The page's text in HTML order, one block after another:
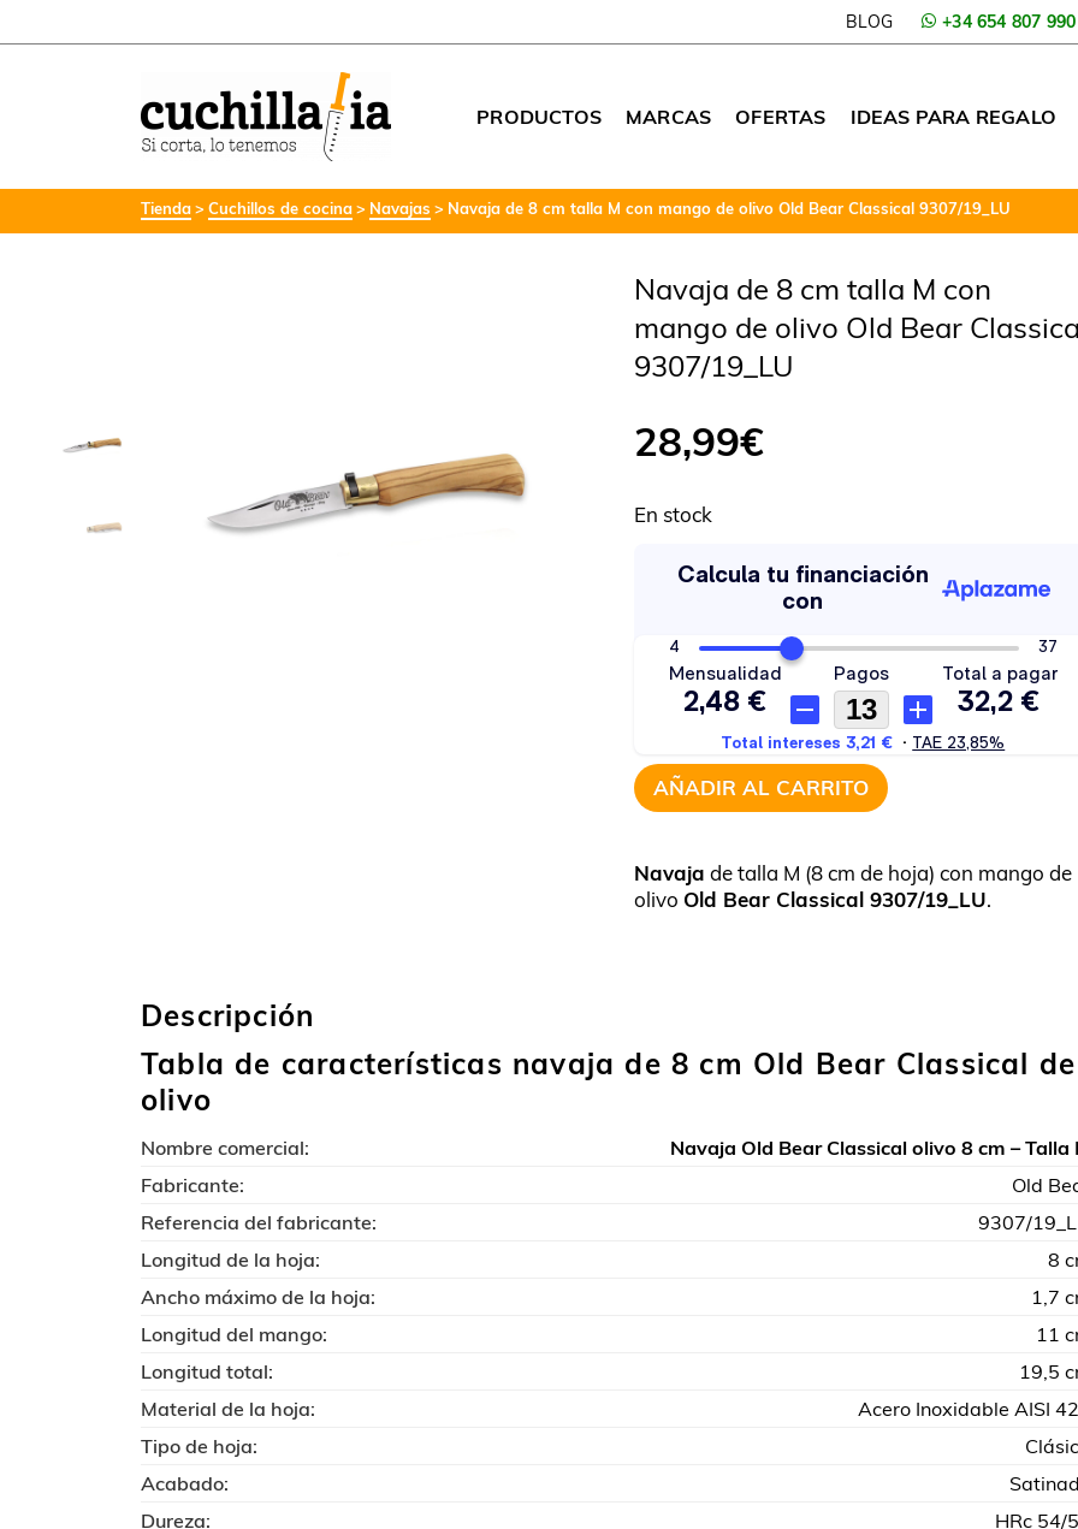
BLOG +34 654 807 990
PRODUCTOS MARCAS OFERTAS IDEAS PARA REGALO
Tienda Cuchillos de cocina Navajas Navaja de 8 cm talla M con mango de olivo Old Bear Classical 9307/19_LU
Navaja de 8 cm talla M con
mango de olivo Old Bear
9307/19_LU
28,99€
En stock
AÑADIR AL CARRITO
Navaja de talla M (8 cm de hoja) con mango de
olivo Old Bear Classical 9307/19_LU.
Descripción
Tabla de características navaja de 8 cm Old Bear Classical de
olivo
Nombre comercial:
Navaja Old Bear Classical olivo 8 cm – Talla
Fabricante:
Old
Referencia del fabricante:
9307/
Longitud de la hoja:
8
Ancho máximo de la hoja:
1,7
Longitud del mango:
11
Longitud total:
19,5
Material de la hoja:
Acero Inoxidable AISI
Tipo de hoja:
Acabado:
Dureza:
HRc 54/